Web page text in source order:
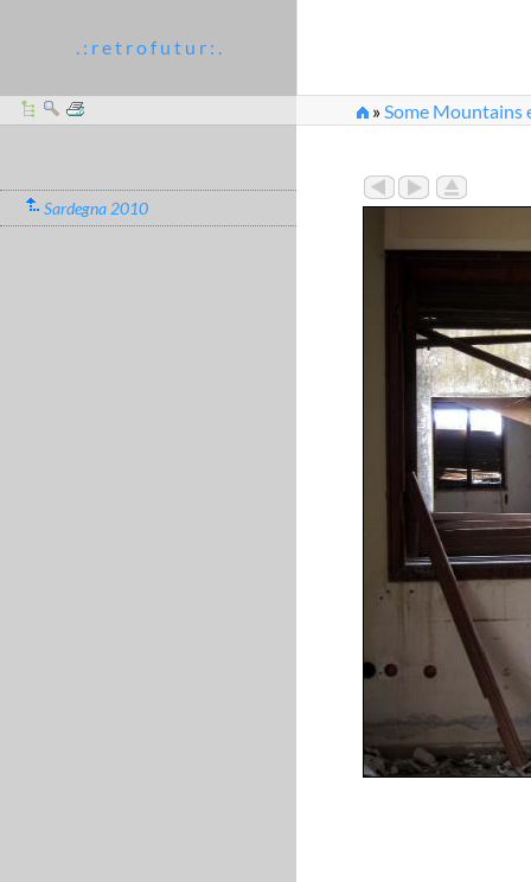
. : r e t r o f u t u r : .
»Some Mountains
Sardegna 2010